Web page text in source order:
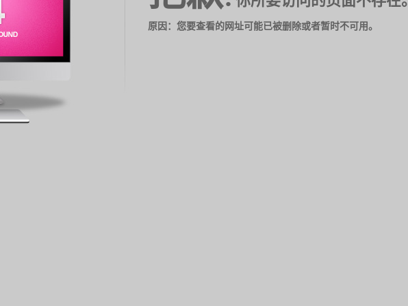
原因：您要查看的网址可能已被删除或者暂时不可用。